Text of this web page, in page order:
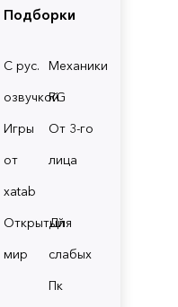
Подборки
С рус.
озвучкой
Механики
RG
Игры
от
xatab
От 3-го
лица
Открытый
мир
Для
слабых
Пк